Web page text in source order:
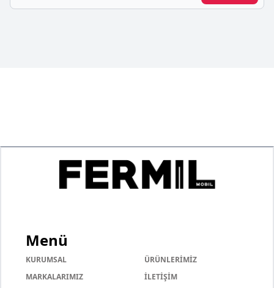
Menü
KURUMSAL
ÜRÜNLERİMİZ
MARKALARIMIZ
İLETİŞİM